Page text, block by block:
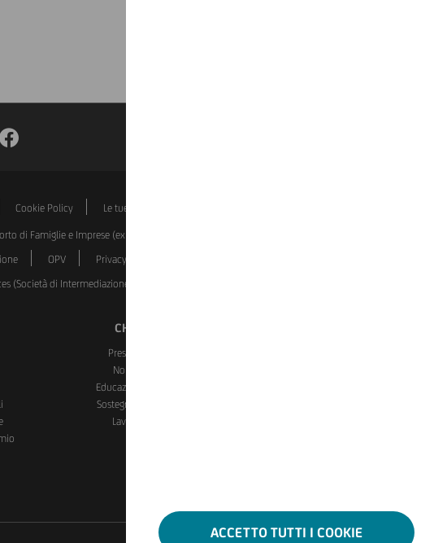
ACCETTO TUTTI I COOKIE
Cookie Policy Le tue scelte sui Cookie
di Famiglie e Imprese (ex covid)
OPV Privacy
(Società di Intermediazione Immobiliare del Gruppo UniCredit)
CHI SIAMO
Presenza in Italia
Noi e il sociale
Educazione finanziaria
Sostegno e Solidarietà
Lavora con noi